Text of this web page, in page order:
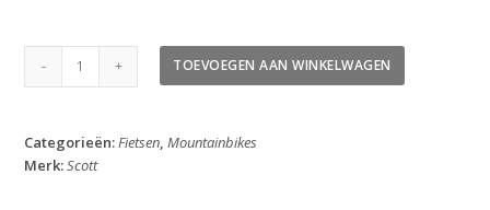
Scott
aantal
TOEVOEGEN AAN WINKELWAGEN
Categorieën:Fietsen,Mountainbikes
Merk:Scott